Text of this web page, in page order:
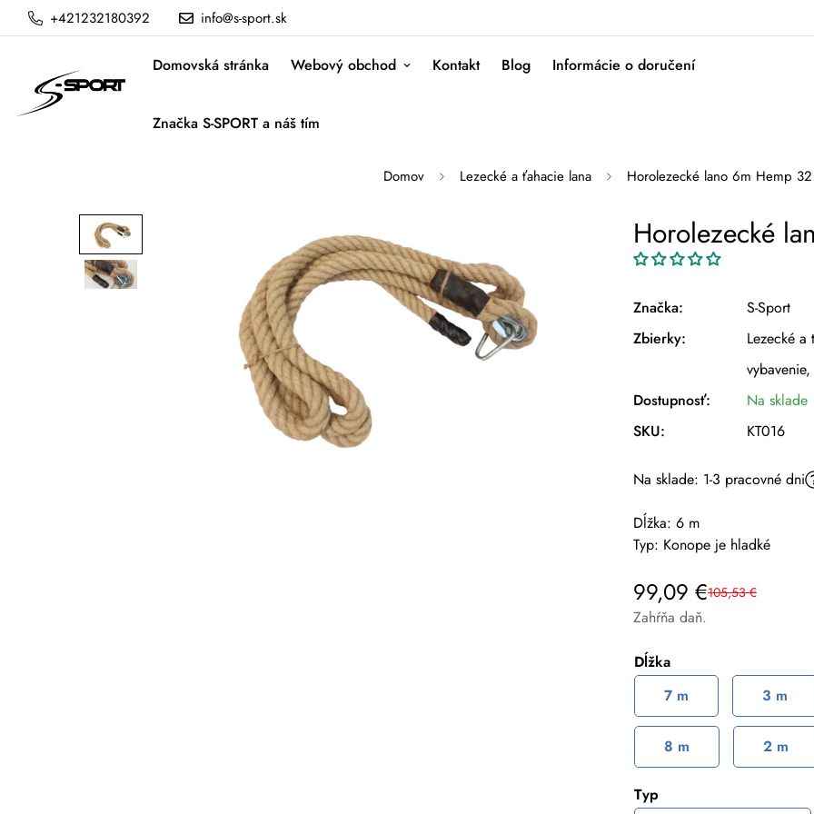
+421232180392 info@s-sport.sk
Domovská stránka Webový obchod Kontakt Blog Informácie o doručení
Značka S-SPORT a náš tím
Domov Lezecké a ťahacie lana Horolezecké lano 6m Hemp
Horolezecké
Značka:
S-Sport
Zbierky:
Lezecké
vybavenie,
Dostupnosť:
Na sklade
SKU:
KT016
Na sklade: 1-3 pracovné dni
Dĺžka: 6 m
Typ: Konope je hladké
Výpredajová
cena
99,09 €
Bežná
cena
105,53 €
Zahŕňa daň.
Dĺžka
7 m
3 m
8 m 2 m
Typ